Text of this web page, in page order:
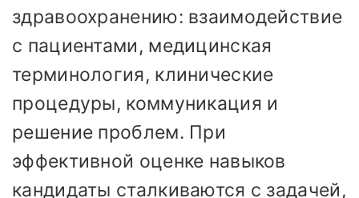
здравоохранению: взаимодействие
с пациентами, медицинская
терминология, клинические
процедуры, коммуникация и
решение проблем. При
эффективной оценке навыков
кандидаты сталкиваются с задачей,